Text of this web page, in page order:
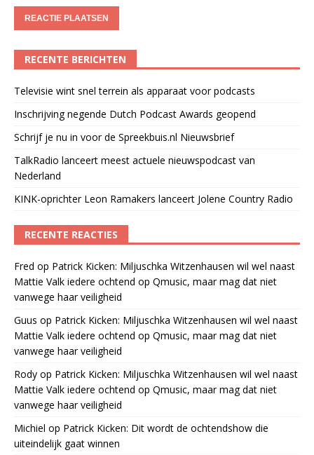
RECENTE BERICHTEN
Televisie wint snel terrein als apparaat voor podcasts
Inschrijving negende Dutch Podcast Awards geopend
Schrijf je nu in voor de Spreekbuis.nl Nieuwsbrief
TalkRadio lanceert meest actuele nieuwspodcast van
Nederland
KINK-oprichter Leon Ramakers lanceert Jolene Country Radio
RECENTE REACTIES
Fred op Patrick Kicken: Miljuschka Witzenhausen wil wel naast
Mattie Valk iedere ochtend op Qmusic, maar mag dat niet
vanwege haar veiligheid
Guus op Patrick Kicken: Miljuschka Witzenhausen wil wel naast
Mattie Valk iedere ochtend op Qmusic, maar mag dat niet
vanwege haar veiligheid
Rody op Patrick Kicken: Miljuschka Witzenhausen wil wel naast
Mattie Valk iedere ochtend op Qmusic, maar mag dat niet
vanwege haar veiligheid
Michiel op Patrick Kicken: Dit wordt de ochtendshow die
uiteindelijk gaat winnen